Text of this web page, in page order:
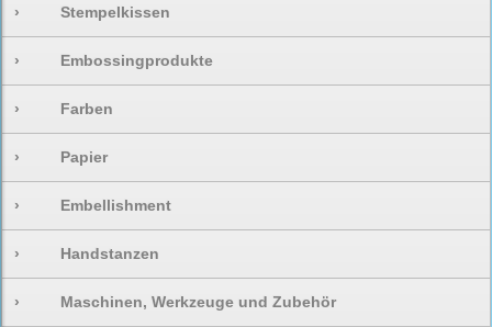
› Stempelkissen
› Embossingprodukte
› Farben
› Papier
› Embellishment
› Handstanzen
› Maschinen, Werkzeuge und Zubehör